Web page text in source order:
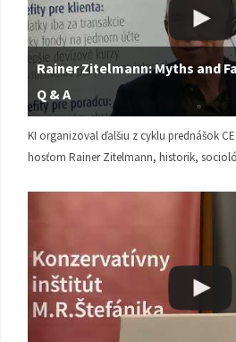
Rainer Zitelmann: Myths and
Q & A
KI organizoval ďalšiu z cyklu prednášok
hosťom Rainer Zitelmann, historik,